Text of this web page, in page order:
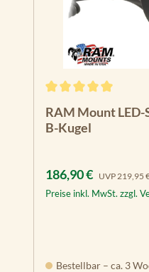
RAM Mount
B-Kugel
Verkaufspreis:
186,90 € UVP 219,95
Preise inkl. MwSt. zzgl.
Bestellbar – ca. 3